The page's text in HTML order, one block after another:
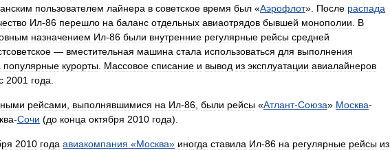
пользователем лайнера в советское время был «Аэрофлот». После распада
Ил-86 перешло на баланс отдельных авиаотрядов бывшей монополии
В
назначением Ил-86 были внутренние регулярные рейсы средней
— вместительная машина стала использоваться для выполнения
популярные курорты Массовое списание и вывод из эксплуатации авиалайнеров
2001 года
рейсами выполнявшимися на Ил-86 были рейсы «Атлант-Союза» Москва-
-Сочи (до конца октября 2010 года).
2010 года авиакомпания «Москва» иногда ставила Ил-86 на регулярные рейсы из